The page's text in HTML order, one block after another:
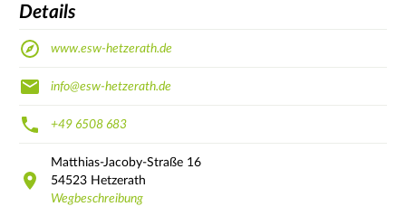
Details
www.esw-hetzerath.de
info@esw-hetzerath.de
+49 6508 683
Matthias-Jacoby-Straße 16
54523 Hetzerath
Wegbeschreibung